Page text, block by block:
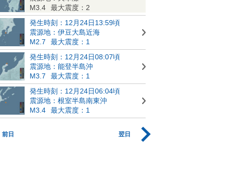
M3.4
最大震度：2
発生時刻：12月24日13:59頃
震源地：伊豆大島近海
M2.7
最大震度：1
発生時刻：12月24日08:07頃
震源地：能登半島沖
M3.7
最大震度：1
発生時刻：12月24日06:04頃
震源地：根室半島南東沖
M3.4
最大震度：1
前日 翌日